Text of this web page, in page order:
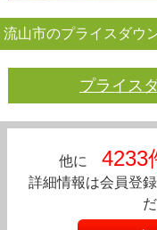
流山市のプライスダウ
プライス
他に 4233
詳細情報は会員登